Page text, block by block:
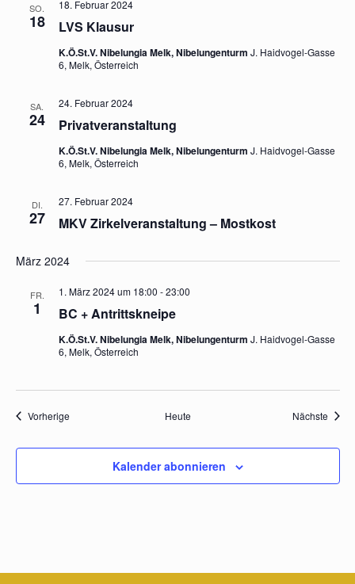
SO.
18 LVS Klausur
18. Februar 2024
K.Ö.St.V. Nibelungia Melk, Nibelungenturm J. Haidvogel-Gasse
6, Melk, Österreich
SA.
24 Privatveranstaltung
24. Februar 2024
K.Ö.St.V. Nibelungia Melk, Nibelungenturm J. Haidvogel-Gasse
6, Melk, Österreich
DI.
27 MKV Zirkelveranstaltung – Mostkost
27. Februar 2024
März 2024
FR.
1 BC + Antrittskneipe
1. März 2024 um 18:00 -23:00
K.Ö.St.V. Nibelungia Melk, Nibelungenturm J. Haidvogel-Gasse
6, Melk, Österreich
VorherigeVeranstaltungen Heute Nächste
Kalender abonnieren